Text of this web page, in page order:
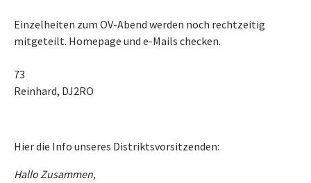
Einzelheiten zum OV-Abend werden noch rechtzeitig
mitgeteilt. Homepage und e-Mails checken.
73
Reinhard, DJ2RO
Hier die Info unseres Distriktsvorsitzenden:
Hallo Zusammen,